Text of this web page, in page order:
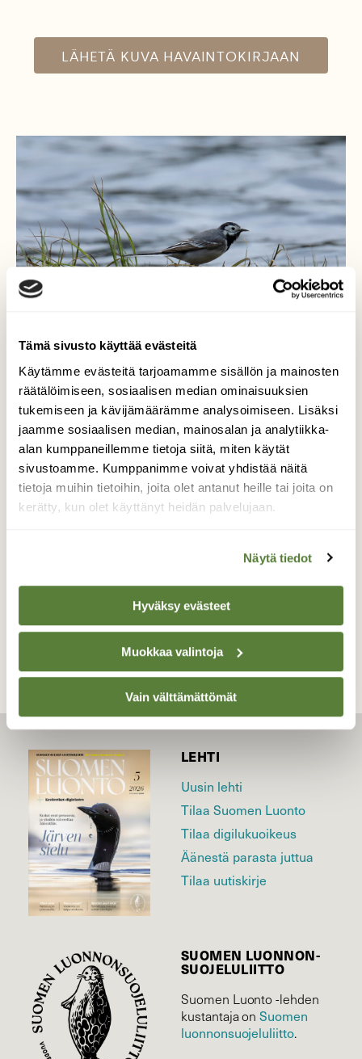
Tämä sivusto käyttää evästeitä
Käytämme evästeitä tarjoamamme sisällön ja mainosten
räätälöimiseen, sosiaalisen median ominaisuuksien
tukemiseen ja kävijämäärämme analysoimiseen. Lisäksi
jaamme sosiaalisen median, mainosalan ja analytiikka-
alan kumppaneillemme tietoja siitä, miten käytät
sivustoamme. Kumppanimme voivat yhdistää näitä
tietoja muihin tietoihin, joita olet antanut heille tai joita on
kerätty, kun olet käyttänyt heidän palvelujaan.
Näytä tiedot
Hyväksy evästeet
Muokkaa valintoja
Vain välttämättömät
LÄHETÄ KUVA HAVAINTOKIRJAAN
sateessa
västäräkki omalla pesäpaikallaan,se oli aika
märkä raukka kun vettä satoi aamun
TAKAISIN LISTAAN
LEHTI
Uusin lehti
Tilaa Suomen Luonto
Tilaa digilukuoikeus
Äänestä parasta juttua
Tilaa uutiskirje
SUOMEN LUONNON­
SUOJELU­LIITTO
Suomen Luonto -lehden
kustantaja onSuomen
luonnonsuojelu­liitto.